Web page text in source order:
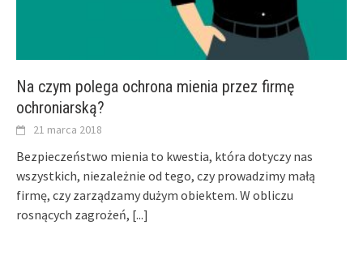
Na czym polega ochrona mienia przez firmę
ochroniarską?
21 marca 2018
Bezpieczeństwo mienia to kwestia, która dotyczy nas
wszystkich, niezależnie od tego, czy prowadzimy małą
firmę, czy zarządzamy dużym obiektem. W obliczu
rosnących zagrożeń, [...]